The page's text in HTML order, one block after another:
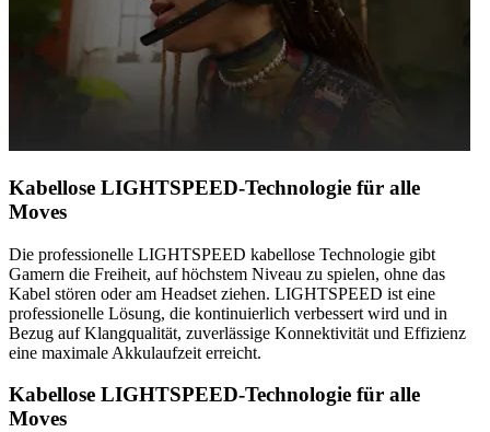
Kabellose LIGHTSPEED-Technologie für alle
Moves
Die professionelle LIGHTSPEED kabellose Technologie gibt
Gamern die Freiheit, auf höchstem Niveau zu spielen, ohne das
Kabel stören oder am Headset ziehen. LIGHTSPEED ist eine
professionelle Lösung, die kontinuierlich verbessert wird und in
Bezug auf Klangqualität, zuverlässige Konnektivität und Effizienz
eine maximale Akkulaufzeit erreicht.
Kabellose LIGHTSPEED-Technologie für alle
Moves